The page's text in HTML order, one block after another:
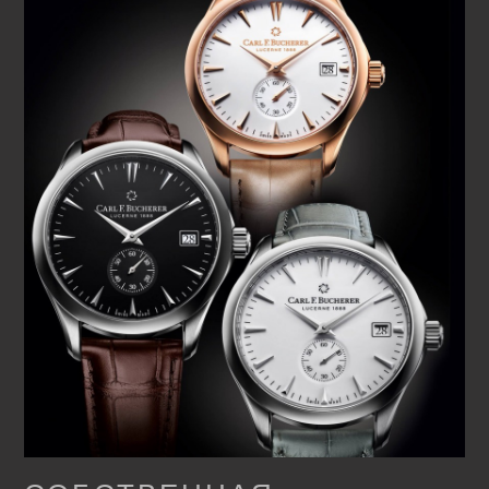
усовершенствованную версию механизма – калибр
CFB A2050 с центральными часовой и минутной
стрелками, малой секундной стрелкой в положении «6
часов» и индикатором даты в положении «3 часа».